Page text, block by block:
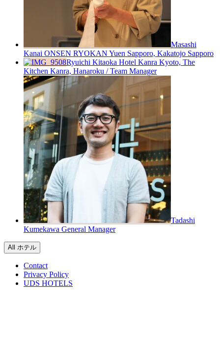
Masashi
Kanai ONSEN RYOKAN Yuen Sapporo, Kakatojo Sapporo
Ryuichi Kitaoka Hotel Kanra Kyoto, The
Kitchen Kanra, Hanaroku / Team Manager
Tadashi
Kumekawa General Manager
All ホテル
Contact
Privacy Policy
UDS HOTELS